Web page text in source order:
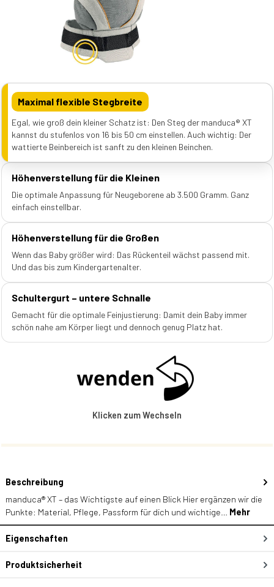
Maximal flexible Stegbreite
Egal, wie groß dein kleiner Schatz ist: Den Steg der manduca® XT
kannst du stufenlos von 16 bis 50 cm einstellen. Auch wichtig: Der
wattierte Beinbereich ist sanft zu den kleinen Beinchen.
Höhenverstellung für die Kleinen
Die optimale Anpassung für Neugeborene ab 3.500 Gramm. Ganz
einfach einstellbar.
Höhenverstellung für die Großen
Wenn das Baby größer wird: Das Rückenteil wächst passend mit.
Und das bis zum Kindergartenalter.
Schultergurt – untere Schnalle
Gemacht für die optimale Feinjustierung: Damit dein Baby immer
schön nahe am Körper liegt und dennoch genug Platz hat.
Klicken zum Wechseln
Beschreibung
manduca® XT – das Wichtigste auf einen Blick Hier ergänzen wir die
Punkte: Material, Pflege, Passform für dich und wichtige… Mehr
Eigenschaften
Produktsicherheit